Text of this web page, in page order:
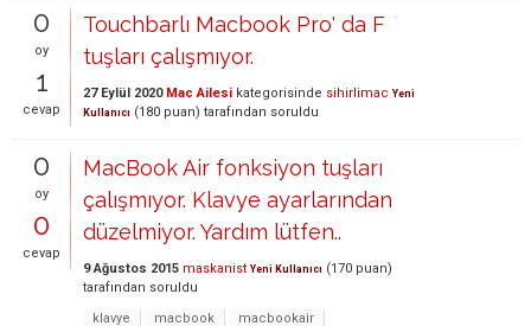
0
oy
1
cevap
Touchbarlı Macbook Pro' da F
tuşları çalışmıyor.
27 Eylül 2020 Mac Ailesi kategorisinde sihirlimac Yeni
Kullanıcı (180 puan) tarafından soruldu
0
oy
0
cevap
MacBook Air fonksiyon tuşları
çalışmıyor. Klavye ayarlarından
düzelmiyor. Yardım lütfen..
9 Ağustos 2015 maskanist Yeni Kullanıcı (170 puan)
tarafından soruldu
klavye
macbook
macbookair